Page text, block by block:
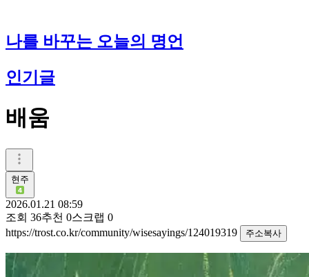
나를 바꾸는 오늘의 명언
인기글
배움
현주
2026.01.21 08:59
조회 36추천 0스크랩 0
https://trost.co.kr/community/wisesayings/124019319
주소복사